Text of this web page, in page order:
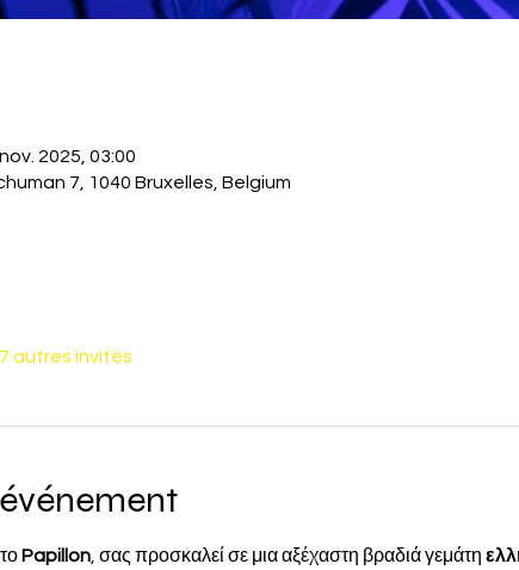
2025, 03:00
7, 1040 Bruxelles, Belgium
autres invités
Papillon, σας προσκαλεί σε μια αξέχαστη βραδιά γεμάτη